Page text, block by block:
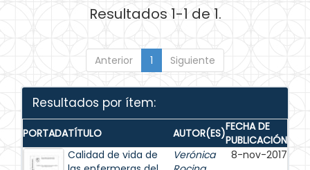
Resultados 1-1 de 1.
Anterior 1 Siguiente
Resultados por ítem:
PORTADATÍTULO AUTOR(ES)FECHA DE
PUBLICACIÓN
Calidad de vida de
Verónica
8-nov-2017